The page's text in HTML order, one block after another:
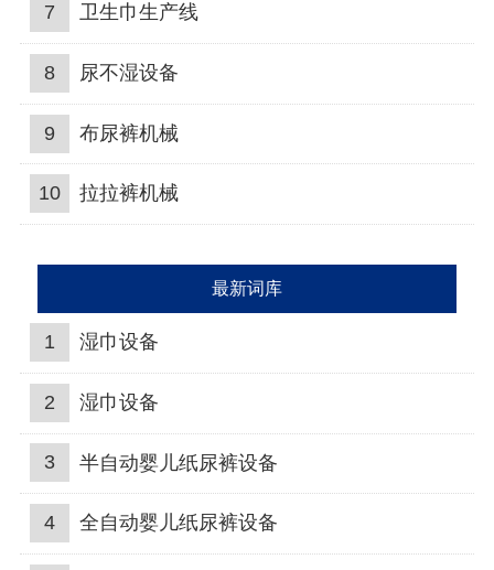
7 卫生巾生产线
8 尿不湿设备
9 布尿裤机械
10 拉拉裤机械
最新词库
1 湿巾设备
2 湿巾设备
3 半自动婴儿纸尿裤设备
4 全自动婴儿纸尿裤设备